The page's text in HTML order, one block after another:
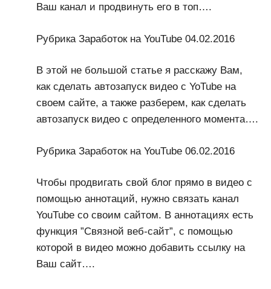
Ваш канал и продвинуть его в топ….
Рубрика Заработок на YouTube 04.02.2016
В этой не большой статье я расскажу Вам,
как сделать автозапуск видео с YoTube на
своем сайте, а также разберем, как сделать
автозапуск видео с определенного момента….
Рубрика Заработок на YouTube 06.02.2016
Чтобы продвигать свой блог прямо в видео с
помощью аннотаций, нужно связать канал
YouTube со своим сайтом. В аннотациях есть
функция ”Связной веб-сайт”, с помощью
которой в видео можно добавить ссылку на
Ваш сайт….